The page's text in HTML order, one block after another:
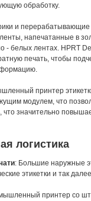
обработку.
и перерабатывающие
напечатанные в
- белых лентах. HPRT
печать, чтобы
принтер
модулем, что
что значительно
логистика
: Большие наружные
этикетки и так
принтер со